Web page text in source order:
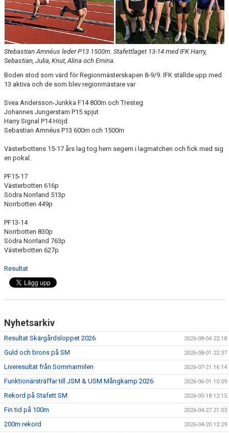
FÖRENINGEN
KLÄDKOLLEKTION
STATISTIK
TRÄNARE
BLODOMLOPPET
FAQ
ANTIDOPING
Stebastian Amnéus leder P13 1500m. Stafettlaget 13-14 med IFK Harry,
Sebastian, Julia, Knut, Alina och Emina.
Boden stod som värd för Regionmästerskapen 8-9/9. IFK ställde upp med
13 aktiva och de som blev regionmästare var
Svea Andersson-Junkka F14 800m och Tresteg
Johannes Jungerstam P15 spjut
Harry Signal P14 Höjd
Sebastian Amnéus P13 600m och 1500m
Västerbottens 15-17 års lag tog hem segern i lagmatchen och fick med sig
en pokal.
PF15-17
Västerbotten 616p
Södra Norrland 513p
Norrbotten 449p
PF13-14
Norrbotten 830p
Södra Norrland 763p
Västerbotten 627p
Resultat
Nyhetsarkiv
Resultat Skärgårdsloppet 2026 2026-08-04 22:18
Guld och brons på SM 2026-08-01 22:37
Liveresultat från Sommarmilen 2026-07-21 16:14
Funktionärsträffar till JSM & USM Mångkamp 2026 2026-06-01 10:09
Rekord på Stafett SM 2026-05-18 12:15
Fin tid på 100m 2026-04-27 21:03
200m rekord 2026-04-20 12:29